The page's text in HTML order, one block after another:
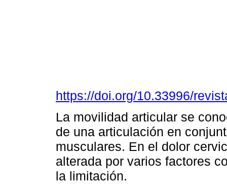
https://doi.org/10.33996/
La movilidad articular se
de una articulación en
musculares. En el dolor
alterada por varios factores
la limitación.